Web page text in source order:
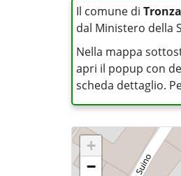
Il comune di
dal Ministero della
Nella mappa
apri il popup con
scheda dettaglio.
+
−